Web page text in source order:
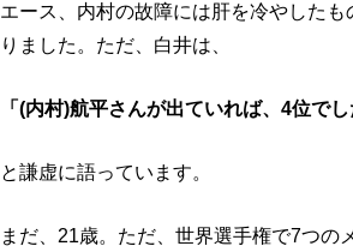
エース、内村の故障には肝を冷やした
りました。ただ、白井は、
「(内村)航平さんが出ていれば、4位でし
と謙虚に語っています。
まだ、21歳。ただ、世界選手権で7つの